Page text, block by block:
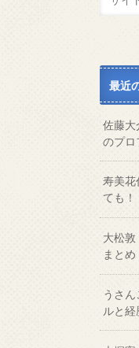
最近
佐藤大
のプロ
寿美花
ても！
大松
まとめ
うさ
ルと